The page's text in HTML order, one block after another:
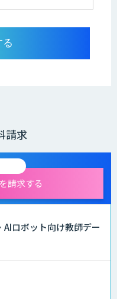
請求
請求する
AIロボット向け教師デー